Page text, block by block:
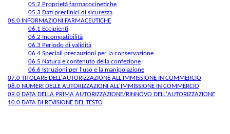
05.2 Proprietà farmacocinetiche
05.3 Dati preclinici di sicurezza
06.0 INFORMAZIONI FARMACEUTICHE
06.1 Eccipienti
06.2 Incompatibilità
06.3 Periodo di validità
06.4 Speciali precauzioni per la conservazione
06.5 Natura e contenuto della confezione
06.6 Istruzioni per l'uso e la manipolazione
07.0 TITOLARE DELL'AUTORIZZAZIONE ALL'IMMISSIONE IN COMMERCIO
08.0 NUMERI DELLE AUTORIZZAZIONI ALL'IMMISSIONE IN COMMERCIO
09.0 DATA DELLA PRIMA AUTORIZZAZIONE/RINNOVO DELL'AUTORIZZAZIONE
10.0 DATA DI REVISIONE DEL TESTO